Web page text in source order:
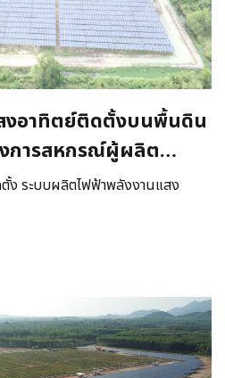
งอาทิตย์ติดตั้งบนพื้นดิน
การสหกรณ์ผู้ผลิต
ง ระบบผลิตไฟฟ้าพลังงานแสง